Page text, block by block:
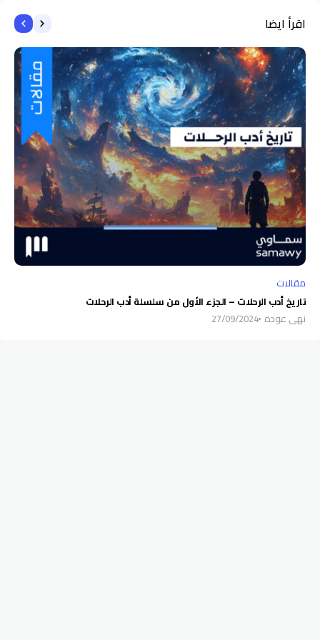
اقرأ ايضا
مقالات
تاريخ أدب الرحلات – الجزء الأول من سلسلة أدب الرحلات
نهى عودة 27/09/2024